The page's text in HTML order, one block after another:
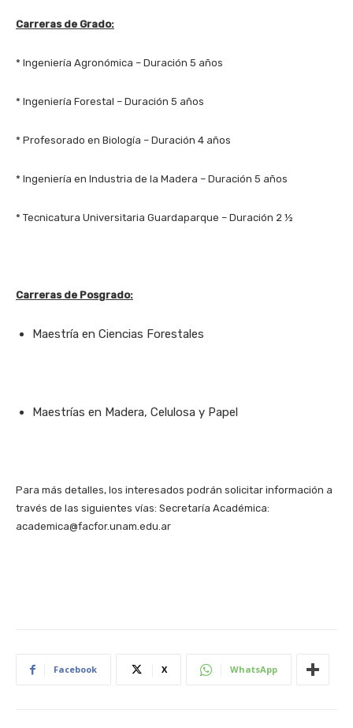
Carreras de Grado:
* Ingeniería Agronómica – Duración 5 años
* Ingeniería Forestal – Duración 5 años
* Profesorado en Biología – Duración 4 años
* Ingeniería en Industria de la Madera – Duración 5 años
* Tecnicatura Universitaria Guardaparque – Duración 2 ½
Carreras de Posgrado:
Maestría en Ciencias Forestales
Maestrías en Madera, Celulosa y Papel
Para más detalles, los interesados podrán solicitar información a
través de las siguientes vías: Secretaría Académica:
academica@facfor.unam.edu.ar
Facebook X WhatsApp